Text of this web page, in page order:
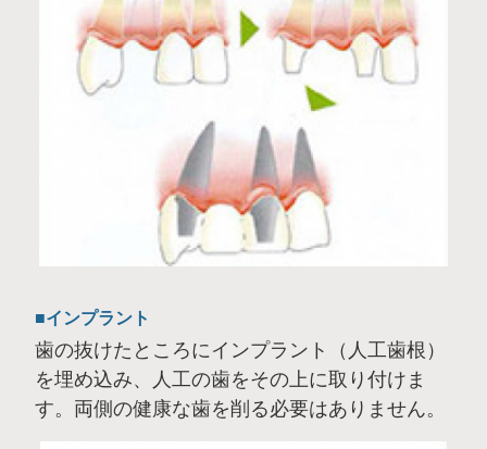
インプラント
歯の抜けたところにインプラント（人工歯根）
を埋め込み、人工の歯をその上に取り付けま
す。両側の健康な歯を削る必要はありません。